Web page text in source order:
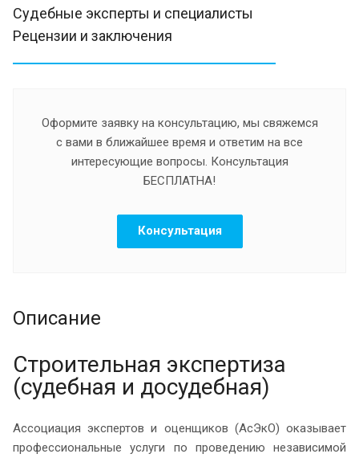
Судебные эксперты и специалисты
Рецензии и заключения
Оформите заявку на консультацию, мы свяжемся
с вами в ближайшее время и ответим на все
интересующие вопросы. Консультация
БЕСПЛАТНА!
Консультация
Описание
Строительная экспертиза
(судебная и досудебная)
Ассоциация экспертов и оценщиков (АсЭкО) оказывает
профессиональные услуги по проведению независимой